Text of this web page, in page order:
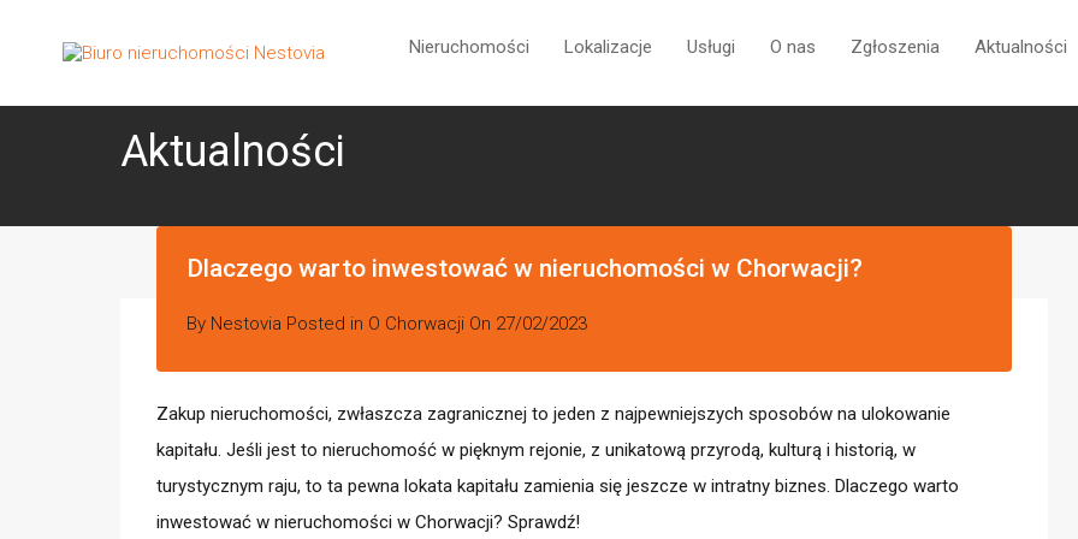
Nieruchomości Lokalizacje Usługi O nas Zgłoszenia
Nieruchomości Lokalizacje Usługi O nas Zgłoszenia Aktualności
Aktualności
Dlaczego warto inwestować w nieruchomości w Chorwacji?
By Nestovia Posted in O Chorwacji On 27/02/2023
Zakup nieruchomości, zwłaszcza zagranicznej to jeden z najpewniejszych sposobów na ulokowanie
kapitału. Jeśli jest to nieruchomość w pięknym rejonie, z unikatową przyrodą, kulturą i historią, w
turystycznym raju, to ta pewna lokata kapitału zamienia się jeszcze w intratny biznes. Dlaczego warto
inwestować w nieruchomości w Chorwacji? Sprawdź!